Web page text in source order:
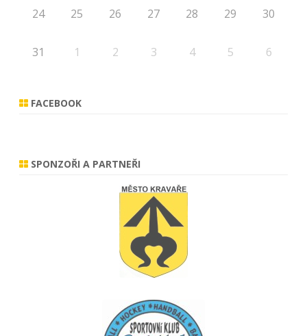
24 25 26 27 28 29 30
31 1 2 3 4 5 6
FACEBOOK
SPONZOŘI A PARTNEŘI